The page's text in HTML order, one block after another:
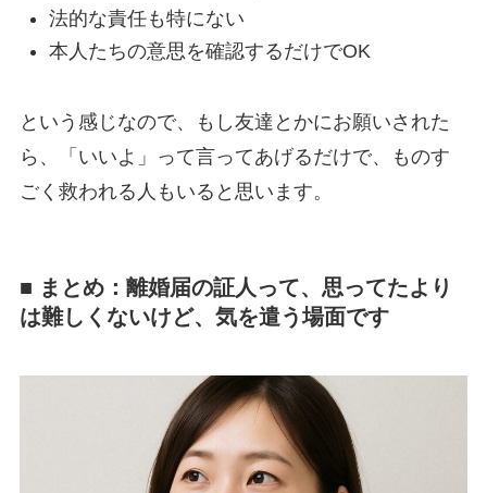
法的な責任も特にない
本人たちの意思を確認するだけでOK
という感じなので、もし友達とかにお願いされた
ら、「いいよ」って言ってあげるだけで、ものす
ごく救われる人もいると思います。
■ まとめ：離婚届の証人って、思ってたより
は難しくないけど、気を遣う場面です